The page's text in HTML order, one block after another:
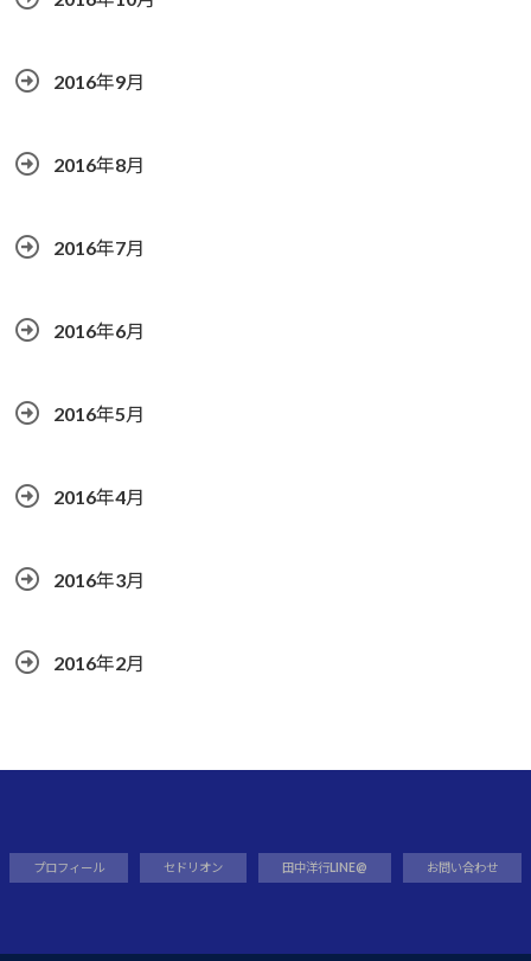
2016年9月
2016年8月
2016年7月
2016年6月
2016年5月
2016年4月
2016年3月
2016年2月
プロフィール セドリオン 田中洋行LINE@ お問い合わせ